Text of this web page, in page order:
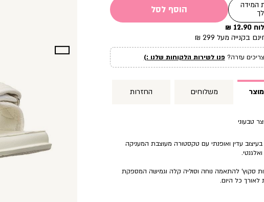
המידה
הוסף לסל
|
תומך
עמוד
מוצר
₪
בקנייה מעל 299 ₪
צריכים עזרה? פנו לשירות הלקוחות שלנו :)
משלוחים החזרות
טבעוני
בעיצוב עדין ואופנתי עם טקסטורה מעוצבת המעניקה
סקוץ’ להתאמה נוחה וסוליה קלה וגמישה המספקת
לאורך כל היום.